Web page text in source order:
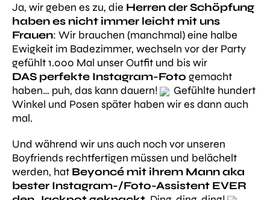
Ja, wir geben es zu, die Herren der Schöpfung
haben es nicht immer leicht mit uns
Frauen: Wir brauchen (manchmal) eine halbe
Ewigkeit im Badezimmer, wechseln vor der Party
gefühlt 1.000 Mal unser Outfit und bis wir
DAS perfekte Instagram-Foto gemacht
haben… puh, das kann dauern!
Gefühlte hundert
Winkel und Posen später haben wir es dann auch
mal.
Und während wir uns auch noch vor unseren
Boyfriends rechtfertigen müssen und belächelt
werden, hat Beyoncé mit ihrem Mann aka
bester Instagram-/Foto-Assistent EVER